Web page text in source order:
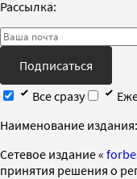
Рассылка:
Подписаться
Все сразу
Наименование издания:
Cетевое издание «
принятия решения о